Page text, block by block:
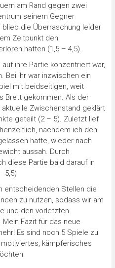
am Rand gegen zwei
seinem Gegner
die Überraschung leider
Zeitpunkt den
hatten (1,5 – 4,5).
ihre Partie konzentriert war,
Bei ihr war inzwischen ein
mit beidseitigen, weit
Brett gekommen. Als der
Zwischenstand geklärt
geteilt (2 – 5). Zuletzt lief
nachdem ich den
hatte, wieder nach
aussah. Durch
diese Partie bald darauf in
5,5)
entscheidenden Stellen die
zu nutzen, sodass wir am
und den vorletzten
Fazit für das neue
Es sind noch 5 Spiele zu
kämpferisches